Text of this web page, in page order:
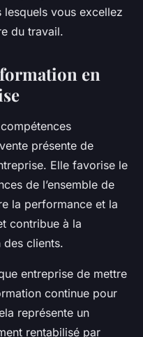
lesquels vous excellez
du travail.
en
présente de
Elle favorise le
de l’ensemble de
la performance et la
contribue à la
clients.
entreprise de mettre
continue pour
représente un
rentabilisé par